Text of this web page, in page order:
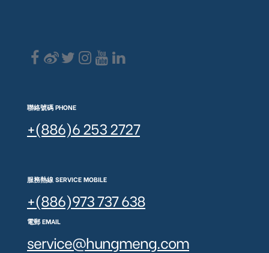
聯絡號碼 PHONE
+(886)6 253 2727
服務熱線 SERVICE MOBILE
+(886)973 737 638
電郵 EMAIL
service@hungmeng.com